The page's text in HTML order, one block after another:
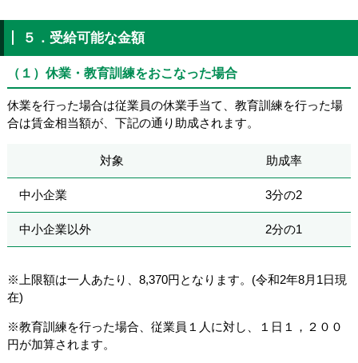
５．受給可能な金額
（１）休業・教育訓練をおこなった場合
休業を行った場合は従業員の休業手当て、教育訓練を行った場
合は賃金相当額が、下記の通り助成されます。
対象 助成率
中小企業 3分の2
中小企業以外 2分の1
※上限額は一人あたり、8,370円となります。(令和2年8月1日現
在)
※教育訓練を行った場合、従業員１人に対し、１日１，２００
円が加算されます。